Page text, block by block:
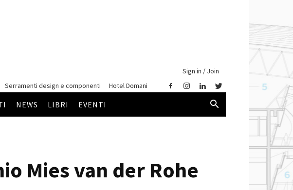
Sign in / Join
Serramenti design e componenti Hotel Domani
NEWS LIBRI EVENTI
Mies van der Rohe